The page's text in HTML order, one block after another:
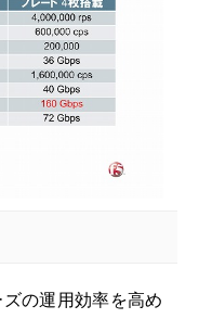
の運用効率を高め